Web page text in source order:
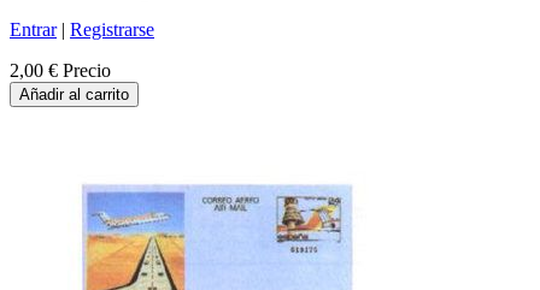
Entrar| Registrarse
2,00 € Precio
Añadir al carrito